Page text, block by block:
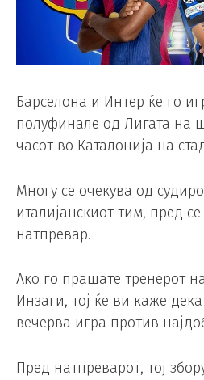
Барселона и Интер ќе го
полуфинале од Лигата на
часот во Каталонија на
Многу се очекува од
италијанскиот тим, пред
натпревар.
Ако го прашате тренерот
Инзаги, тој ќе ви каже
вечерва игра против
Пред натпреварот, тој